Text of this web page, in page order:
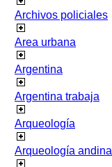
Archivos policiales
Area urbana
Argentina
Argentina trabaja
Arqueología
Arqueología andina